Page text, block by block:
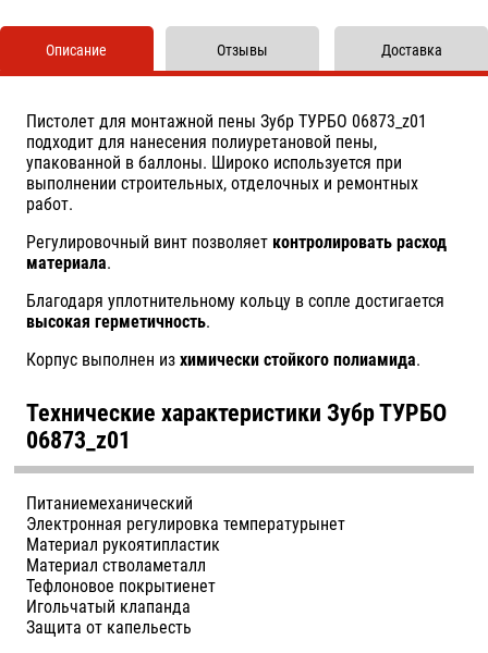
Описание
Пистолет для монтажной пены Зубр ТУРБО 06873_z01
подходит для нанесения полиуретановой пены,
упакованной в баллоны. Широко используется при
выполнении строительных, отделочных и ремонтных
работ.
Регулировочный винт позволяет контролировать расход
материала.
Благодаря уплотнительному кольцу в сопле достигается
высокая герметичность.
Корпус выполнен из химически стойкого полиамида.
Технические характеристики Зубр ТУРБО
06873_z01
Питаниемеханический
Электронная регулировка температурынет
Материал рукоятипластик
Материал стволаметалл
Тефлоновое покрытиенет
Игольчатый клапанда
Защита от капельесть
Отзывы Доставка